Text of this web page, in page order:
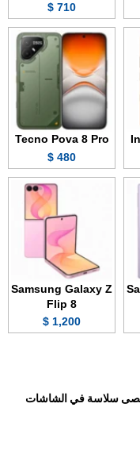
710 $
Tecno Pova 8 Pro
480 $
Samsung Galaxy Z
Flip 8
1,200 $
165 هرتز: أقصى سلاسة في الشاشات